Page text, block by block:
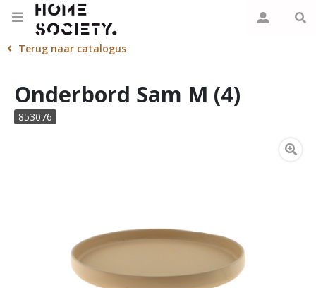
Terug naar catalogus
Onderbord Sam M (4)
853076